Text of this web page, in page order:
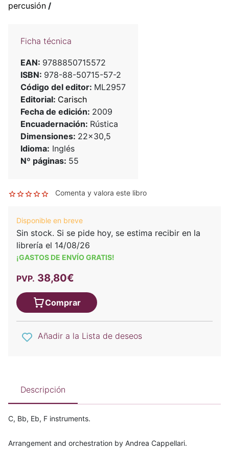
percusión /
Ficha técnica
EAN: 9788850715572
ISBN: 978-88-50715-57-2
Código del editor: ML2957
Editorial: Carisch
Fecha de edición: 2009
Encuadernación: Rústica
Dimensiones: 22x30,5
Idioma: Inglés
Nº páginas: 55
Comenta y valora este libro
Disponible en breve
Sin stock. Si se pide hoy, se estima recibir en la
librería el 14/08/26
¡GASTOS DE ENVÍO GRATIS!
PVP. 38,80€
Comprar
Añadir a la Lista de deseos
Descripción
C, Bb, Eb, F instruments.
Arrangement and orchestration by Andrea Cappellari.